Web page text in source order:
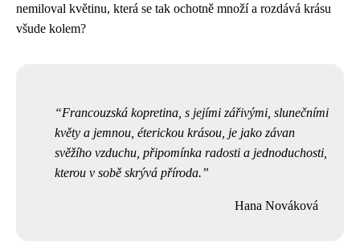
nemiloval květinu, která se tak ochotně množí a rozdává krásu
všude kolem?
Francouzská kopretina, s jejími zářivými, slunečními
květy a jemnou, éterickou krásou, je jako závan
svěžího vzduchu, připomínka radosti a jednoduchosti,
kterou v sobě skrývá příroda.
Hana Nováková